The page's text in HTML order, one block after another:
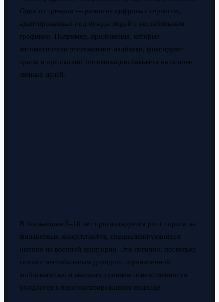
Один из трендов — развитие цифровых сервисов,
адаптированных под нужды людей с нестабильным
графиком. Например, приложения, которые
автоматически отслеживают надбавки, фиксируют
траты и предлагают оптимизацию бюджета на основе
личных целей.
В ближайшие 5–10 лет прогнозируется рост спроса на
финансовых консультантов, специализирующихся
именно на военной аудитории. Это логично, поскольку
семья с нестабильным доходом, ограниченной
мобильностью и высоким уровнем ответственности
нуждается в персонализированном подходе.